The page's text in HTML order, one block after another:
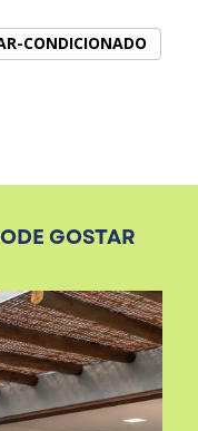
CONDICIONADO
GOSTAR